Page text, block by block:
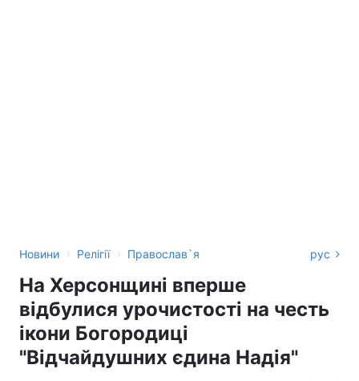
Новини › Релігії › Православ`я рус
На Херсонщині вперше
відбулися урочистості на честь
ікони Богородиці
"Відчайдушних єдина Надія"